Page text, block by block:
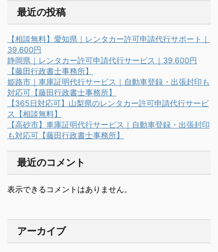
最近の投稿
【相談無料】愛知県｜レンタカー許可申請代行サポート｜
39,600円
静岡県｜レンタカー許可申請代行サービス｜39,600円
【藤田行政書士事務所】
姫路市｜車庫証明代行サービス｜自動車登録・出張封印も
対応可【藤田行政書士事務所】
【365日対応可】山梨県のレンタカー許可申請代行サービ
ス【相談無料】
【高砂市】車庫証明代行サービス｜自動車登録・出張封印
も対応可【藤田行政書士事務所】
最近のコメント
表示できるコメントはありません。
アーカイブ